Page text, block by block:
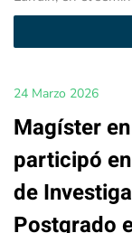
24 Marzo 2026
Magíster
participó
de
Postgrado